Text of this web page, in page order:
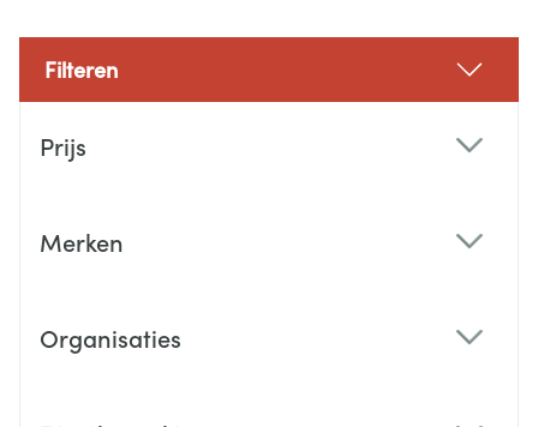
Filteren
Prijs
Merken
Organisaties